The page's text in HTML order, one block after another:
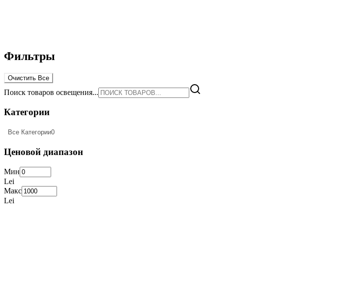
Фильтры
Очистить Все
Поиск товаров освещения...
Категории
Все Категории0
Ценовой диапазон
Мин
Lei
Макс
Lei